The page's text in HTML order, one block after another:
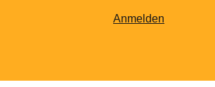
Anmelden